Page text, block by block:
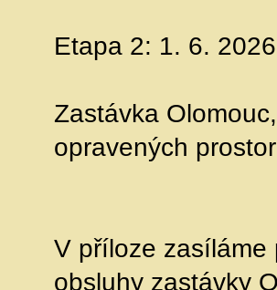
Etapa 2: 1. 6.
Zastávka
opravených
V příloze
obsluhy zastávky